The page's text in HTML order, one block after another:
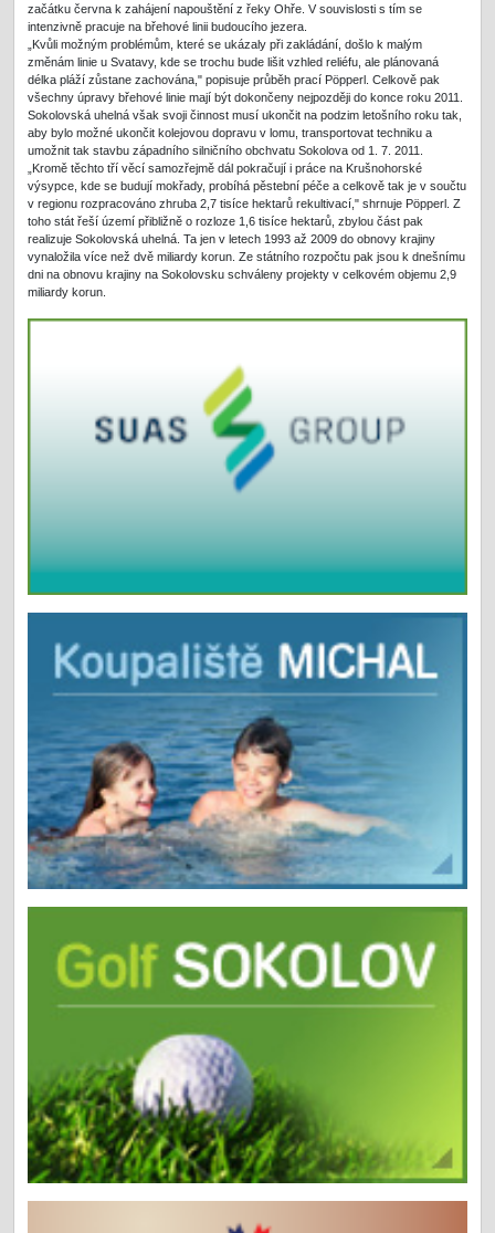
začátku června k zahájení napouštění z řeky Ohře. V souvislosti s tím se
intenzivně pracuje na břehové linii budoucího jezera.
„Kvůli možným problémům, které se ukázaly při zakládání, došlo k malým
změnám linie u Svatavy, kde se trochu bude lišit vzhled reliéfu, ale plánovaná
délka pláží zůstane zachována," popisuje průběh prací Pöpperl. Celkově pak
všechny úpravy břehové linie mají být dokončeny nejpozději do konce roku 2011.
Sokolovská uhelná však svoji činnost musí ukončit na podzim letošního roku tak,
aby bylo možné ukončit kolejovou dopravu v lomu, transportovat techniku a
umožnit tak stavbu západního silničního obchvatu Sokolova od 1. 7. 2011.
„Kromě těchto tří věcí samozřejmě dál pokračují i práce na Krušnohorské
výsypce, kde se budují mokřady, probíhá pěstební péče a celkově tak je v součtu
v regionu rozpracováno zhruba 2,7 tisíce hektarů rekultivací," shrnuje Pöpperl. Z
toho stát řeší území přibližně o rozloze 1,6 tisíce hektarů, zbylou část pak
realizuje Sokolovská uhelná. Ta jen v letech 1993 až 2009 do obnovy krajiny
vynaložila více než dvě miliardy korun. Ze státního rozpočtu pak jsou k dnešnímu
dni na obnovu krajiny na Sokolovsku schváleny projekty v celkovém objemu 2,9
miliardy korun.